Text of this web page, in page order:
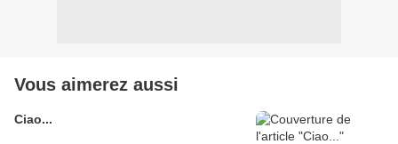
Vous aimerez aussi
Ciao...